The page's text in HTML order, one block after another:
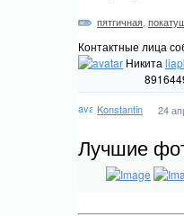
пятгичная
Контактные лица
Никита
Konstantin 24
Лучшие